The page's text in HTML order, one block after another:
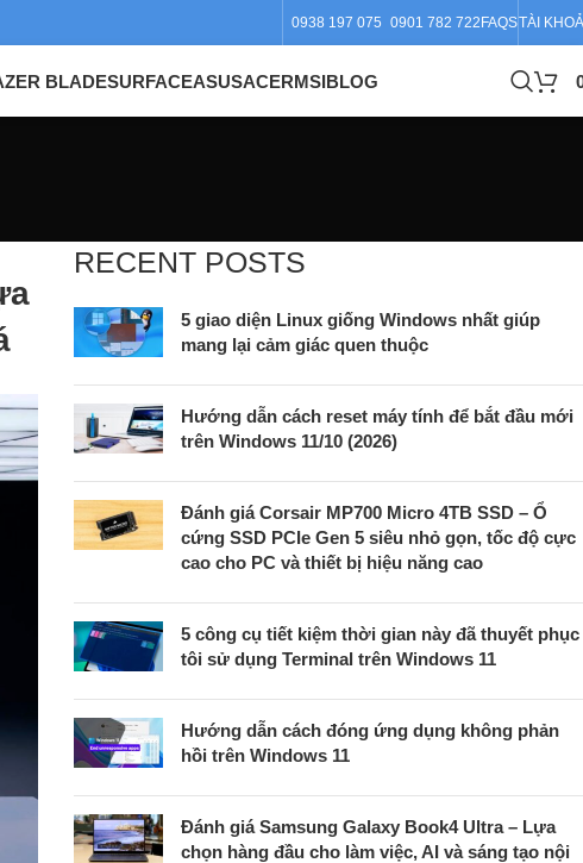
0938 197 075 0901 782 722 FAQSTÀI
BLADESURFACEASUSACERMSIBLOG
RECENT POSTS
5 giao diện Linux giống Windows nhất giúp
mang lại cảm giác quen thuộc
Hướng dẫn cách reset máy tính để bắt đầu mới
trên Windows 11/10 (2026)
Đánh giá Corsair MP700 Micro 4TB SSD – Ổ
cứng SSD PCIe Gen 5 siêu nhỏ gọn, tốc độ cực
cao cho PC và thiết bị hiệu năng cao
5 công cụ tiết kiệm thời gian này đã thuyết phục
tôi sử dụng Terminal trên Windows 11
Hướng dẫn cách đóng ứng dụng không phản
hồi trên Windows 11
Đánh giá Samsung Galaxy Book4 Ultra – Lựa
chọn hàng đầu cho làm việc, AI và sáng tạo nội